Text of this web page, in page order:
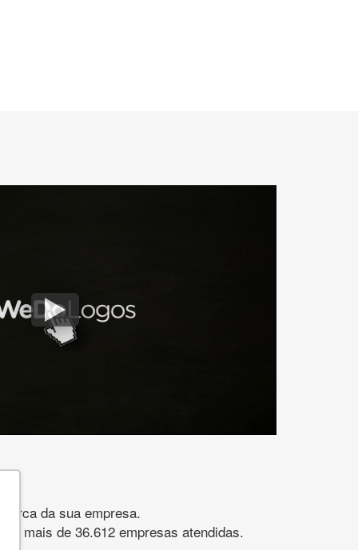
da sua empresa.
mais de 36.612 empresas atendidas.